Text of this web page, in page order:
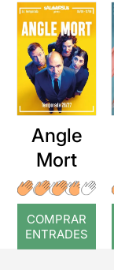
Angle
Mort
COMPRAR
ENTRADES